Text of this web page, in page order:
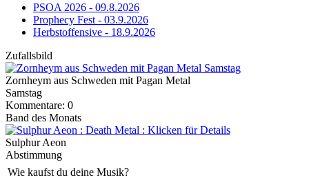
PSOA 2026 - 09.8.2026
Prophecy Fest - 03.9.2026
Herbstoffensive - 18.9.2026
Zufallsbild
Zornheym aus Schweden mit Pagan Metal
Samstag
Kommentare: 0
Band des Monats
Sulphur Aeon
Abstimmung
Wie kaufst du deine Musik?